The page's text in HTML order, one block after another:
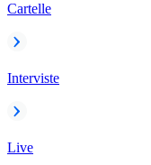
Cartelle
Interviste
Live